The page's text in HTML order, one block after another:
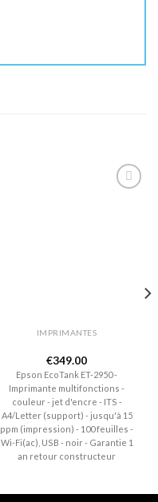
IMPRIMANTES
€349.00
Epson EcoTank ET-2950 -
Imprimante multifonctions -
couleur - jet d'encre - ITS -
A4/Letter (support) - jusqu'à 15
ppm (impression) - 100 feuilles -
Wi-Fi(ac), USB - noir - Garantie 1
an retour constructeur